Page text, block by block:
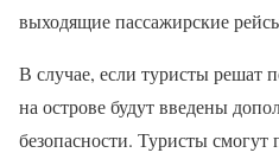
выходящие пассажирские
В случае, если туристы решат
на острове будут введены
безопасности. Туристы смогут